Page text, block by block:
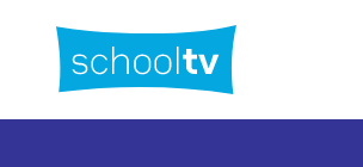
hoofdinhoud